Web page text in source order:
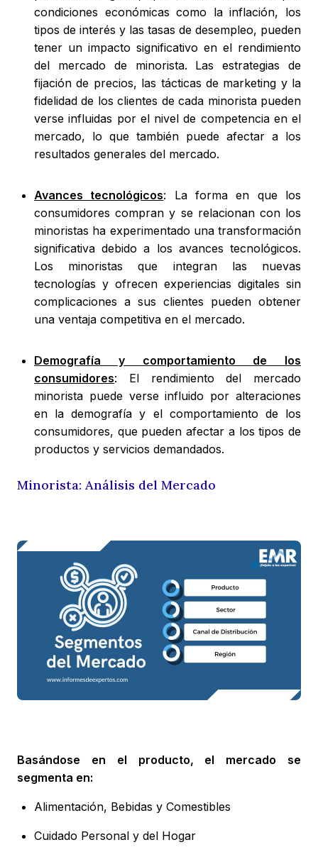
condiciones económicas como la inflación, los
tipos de interés y las tasas de desempleo, pueden
tener un impacto significativo en el rendimiento
del mercado de minorista. Las estrategias de
fijación de precios, las tácticas de marketing y la
fidelidad de los clientes de cada minorista pueden
verse influidas por el nivel de competencia en el
mercado, lo que también puede afectar a los
resultados generales del mercado.
Avances tecnológicos: La forma en que los
consumidores compran y se relacionan con los
minoristas ha experimentado una transformación
significativa debido a los avances tecnológicos.
Los minoristas que integran las nuevas
tecnologías y ofrecen experiencias digitales sin
complicaciones a sus clientes pueden obtener
una ventaja competitiva en el mercado.
Demografía y comportamiento de los
consumidores: El rendimiento del mercado
minorista puede verse influido por alteraciones
en la demografía y el comportamiento de los
consumidores, que pueden afectar a los tipos de
productos y servicios demandados.
Minorista: Análisis del Mercado
Basándose en el producto, el mercado se
segmenta en:
Alimentación, Bebidas y Comestibles
Cuidado Personal y del Hogar